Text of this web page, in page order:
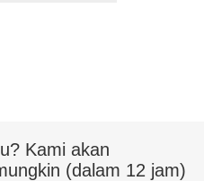
Kami akan
(dalam 12 jam)